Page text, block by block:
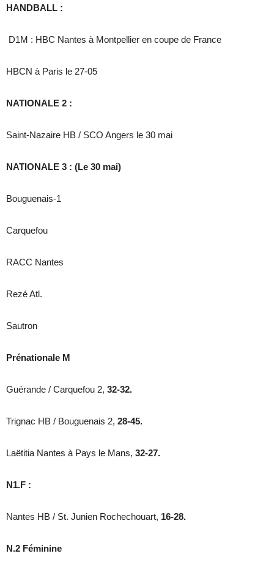
HANDBALL :
D1M : HBC Nantes à Montpellier en coupe de France
HBCN à Paris le 27-05
NATIONALE 2 :
Saint-Nazaire HB / SCO Angers le 30 mai
NATIONALE 3 : (Le 30 mai)
Bouguenais-1
Carquefou
RACC Nantes
Rezé Atl.
Sautron
Prénationale M
Guérande / Carquefou 2, 32-32.
Trignac HB / Bouguenais 2, 28-45.
Laëtitia Nantes à Pays le Mans, 32-27.
N1.F :
Nantes HB / St. Junien Rochechouart, 16-28.
N.2 Féminine